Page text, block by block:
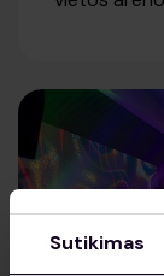
Sutikimas